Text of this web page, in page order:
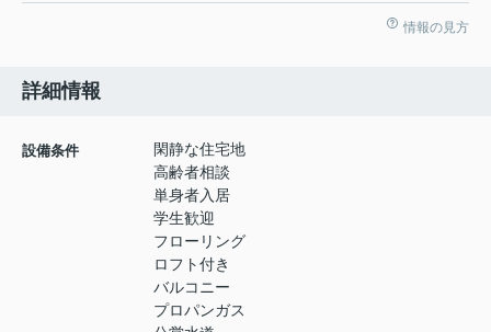
情報の見方
詳細情報
設備条件
閑静な住宅地
高齢者相談
単身者入居
学生歓迎
フローリング
ロフト付き
バルコニー
プロパンガス